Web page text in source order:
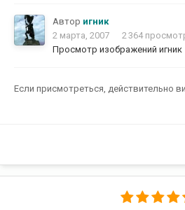
Автор игник
2 марта, 2007
2 364
Просмотр изображений игник
Если присмотреться, действительно